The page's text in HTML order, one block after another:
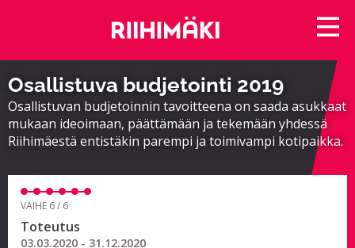
Osallistuva budjetointi 2019
Osallistuvan budjetoinnin tavoitteena on saada asukkaat
mukaan ideoimaan, päättämään ja tekemään yhdessä
Riihimäestä entistäkin parempi ja toimivampi kotipaikka.
VAIHE 6 / 6
Toteutus
03.03.2020 - 31.12.2020